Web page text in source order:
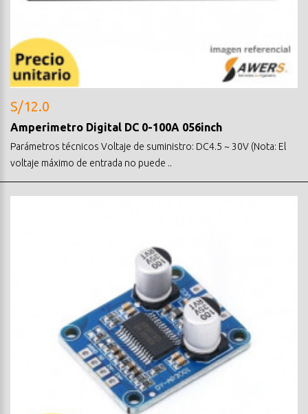
S/12.0
Amperimetro Digital DC 0-100A 056inch
Parámetros técnicos Voltaje de suministro: DC4.5 ~ 30V (Nota: El
voltaje máximo de entrada no puede ..